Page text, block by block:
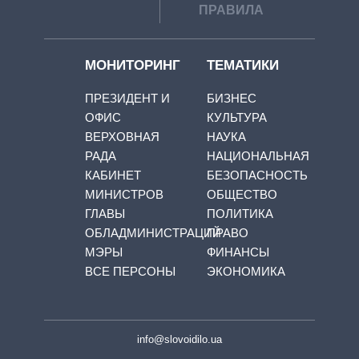
ПРАВИЛА
МОНИТОРИНГ
ПРЕЗИДЕНТ И
ОФИС
ВЕРХОВНАЯ
РАДА
КАБИНЕТ
МИНИСТРОВ
ГЛАВЫ
ОБЛАДМИНИСТРАЦИЙ
МЭРЫ
ВСЕ ПЕРСОНЫ
ТЕМАТИКИ
БИЗНЕС
КУЛЬТУРА
НАУКА
НАЦИОНАЛЬНАЯ
БЕЗОПАСНОСТЬ
ОБЩЕСТВО
ПОЛИТИКА
ПРАВО
ФИНАНСЫ
ЭКОНОМИКА
info@slovoidilo.ua